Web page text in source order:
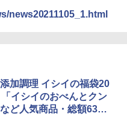
news20211105_1.html
加調理 イシイの福袋20
イシイのおべんとクン
ど人気商品・総額6361